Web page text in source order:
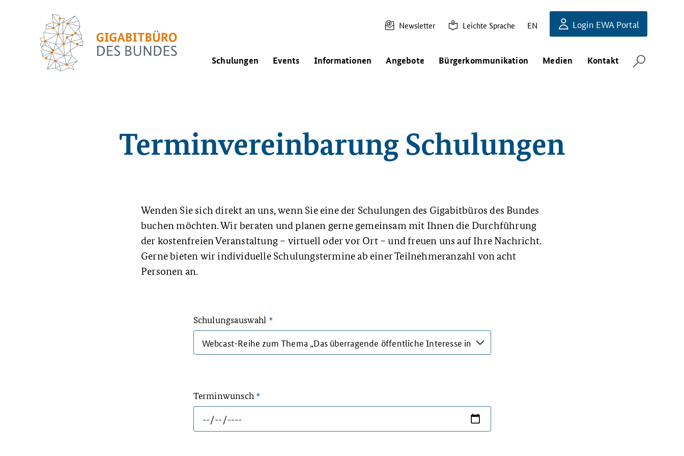
Newsletter Leichte Sprache EN Login EWA Portal
Schulungen Events Informationen Angebote Bürgerkommunikation Medien Kontakt
Terminvereinbarung Schulungen
Wenden Sie sich direkt an uns, wenn Sie eine der Schulungen des Gigabitbüros des Bundes
buchen möchten. Wir beraten und planen gerne gemeinsam mit Ihnen die Durchführung
der kostenfreien Veranstaltung – virtuell oder vor Ort – und freuen uns auf Ihre Nachricht.
Gerne bieten wir individuelle Schulungstermine ab einer Teilnehmeranzahl von acht
Personen an.
Schulungsauswahl *
Terminwunsch *